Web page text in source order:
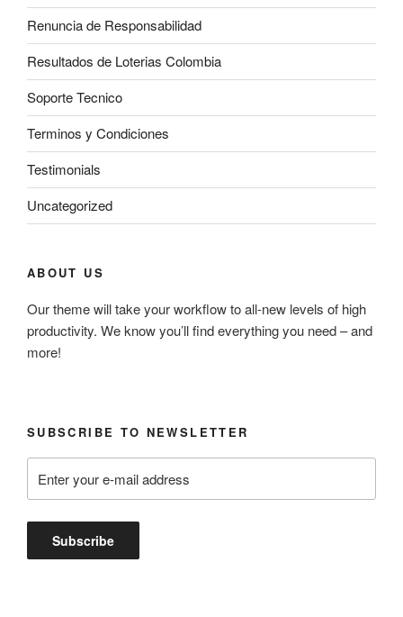
Renuncia de Responsabilidad
Resultados de Loterias Colombia
Soporte Tecnico
Terminos y Condiciones
Testimonials
Uncategorized
ABOUT US
Our theme will take your workflow to all-new levels of high
productivity. We know you’ll find everything you need – and
more!
SUBSCRIBE TO NEWSLETTER